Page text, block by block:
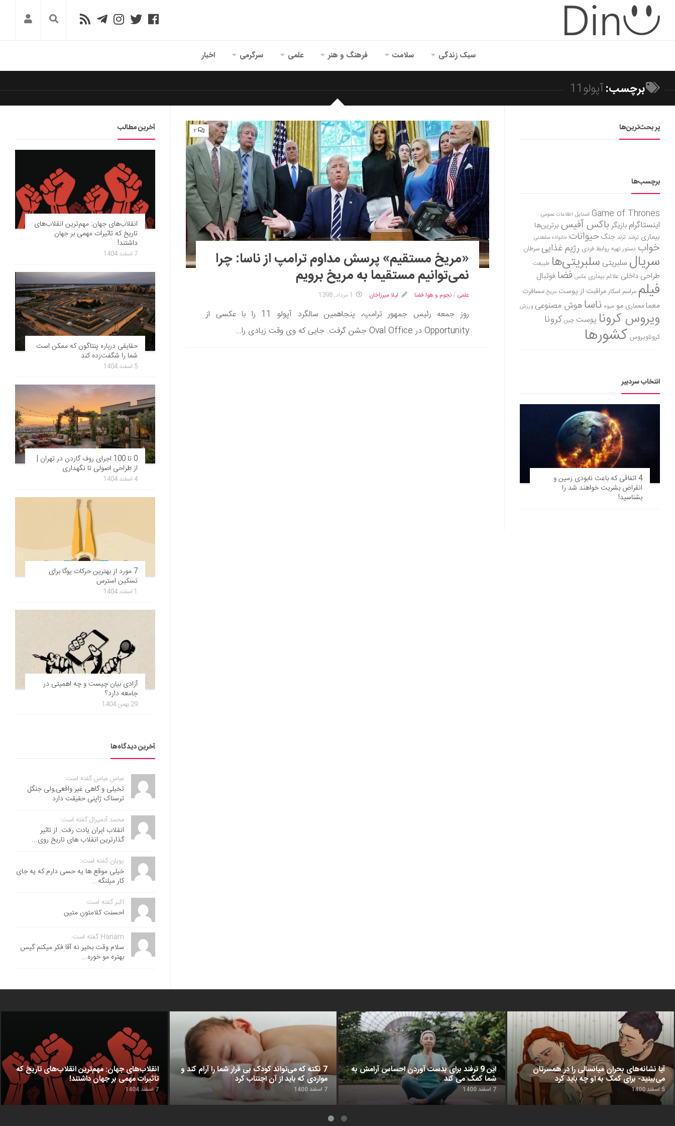
سبک زندگی سلامت فرهنگ و هنر علمی سرگرمی اخبار
برچسب:آپولو11
۲
«مریخ مستقیم» پرسش مداوم ترامپ از ناسا: چرا
نمی‌توانیم مستقیما به مریخ برویم
علمی /نجوم و هوا فضا لیلا میرزاخان 1 مرداد, 1398
روز جمعه رئیس جمهور ترامپ، پنجاهمین سالگرد آپولو 11 را با عکسی از
Opportunity در Oval Office جشن گرفت. جایی که وی وقت زیادی را...
پر بحث‌ترین‌ها
برچسب‌ها
Game of Thrones استایل اطلاعات عمومی
اینستاگرام بازیگر باکس آفیس برترین‌ها
بیماری ترفند ترند جنگ حیوانات خانواده سلطنتی
خواب دستور تهیه روابط فردی رژیم غذاییسرطان
سریال سلبریتی سلبریتی‌ها طبیعت
طراحی داخلی علائم بیماری عکس فضا فوتبال
فیلم مراسم اسکارمراقبت از پوست مریخ مسافرت
معمامعماری مو میوه ناساهوش مصنوعی ورزش
ویروس کرونا پوست چین کرونا
کروناویروس کشورها
انتخاب سردبیر
4 اتفاقی که باعث نابودی زمین و
انقراض بشریت خواهند شد را
بشناسید!
آخرین مطالب
انقلاب‌های جهان: مهم‌ترین انقلاب‌های
تاریخ که تاثیرات مهمی بر جهان
داشتند!
7 اسفند 1404
حقایقی درباره پنتاگون که ممکن است
شما را شگفت‌زده کند
5 اسفند 1404
0 تا 100 اجرای روف گاردن در تهران |
از طراحی اصولی تا نگهداری
4 اسفند 1404
7 مورد از بهترین حرکات یوگا برای
تسکین استرس
1 اسفند 1404
آزادی بیان چیست و چه اهمیتی در
جامعه دارد؟
29 بهمن 1404
آخرین دیدگاه‌ها
عباس عباس گفته است:
تخیلی و گاهی غیر واقعی,ولی جنگل
ترسناک ژاپنی حقیقت دارد
محمد آدمیرال گفته است:
انقلاب ایران یادت رفت. از تاثیر
گذارترین انقلاب های تاریخ روی...
پویان گفته است:
خیلی موقع ها یه حسی دارم که یه جای
کار میلنگه...
اکبر گفته است:
احسنت ‌کلامتون متین
Hanam گفته است:
سلام وقت بخیر نه آقا فکر میکنم گیس
بهتره مو خوره...
انقلاب‌های جهان: مهم‌ترین انقلاب‌های تاریخ که
تاثیرات مهمی بر جهان داشتند!
7 اسفند 1404
7 نکته که می‌تواند کودک بی قرار شما را آرام کند و
مواردی که باید از آن اجتناب کرد
7 اسفند 1400
این 9 ترفند برای بدست آوردن احساس آرامش به
شما کمک می‌ کند
7 اسفند 1400
آیا نشانه‌های بحران میانسالی را در همسرتان
می‌بینید- برای کمک به او چه باید کرد
5 اسفند 1400